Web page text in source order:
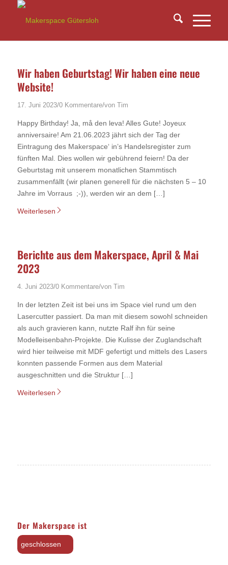
Wir haben Geburtstag! Wir haben eine neue
Website!
17. Juni 2023/0 Kommentare/von Tim
Happy Birthday! Ja, må den leva! Alles Gute! Joyeux
anniversaire! Am 21.06.2023 jährt sich der Tag der
Eintragung des Makerspace‘ in’s Handelsregister zum
fünften Mal. Dies wollen wir gebührend feiern! Da der
Geburtstag mit unserem monatlichen Stammtisch
zusammenfällt (wir planen generell für die nächsten 5 – 10
Jahre im Vorraus ;-)), werden wir an dem […]
Weiterlesen
Berichte aus dem Makerspace, April & Mai
2023
4. Juni 2023/0 Kommentare/von Tim
In der letzten Zeit ist bei uns im Space viel rund um den
Lasercutter passiert. Da man mit diesem sowohl schneiden
als auch gravieren kann, nutzte Ralf ihn für seine
Modelleisenbahn-Projekte. Die Kulisse der Zuglandschaft
wird hier teilweise mit MDF gefertigt und mittels des Lasers
konnten passende Formen aus dem Material
ausgeschnitten und die Struktur […]
Weiterlesen
Der Makerspace ist
geschlossen